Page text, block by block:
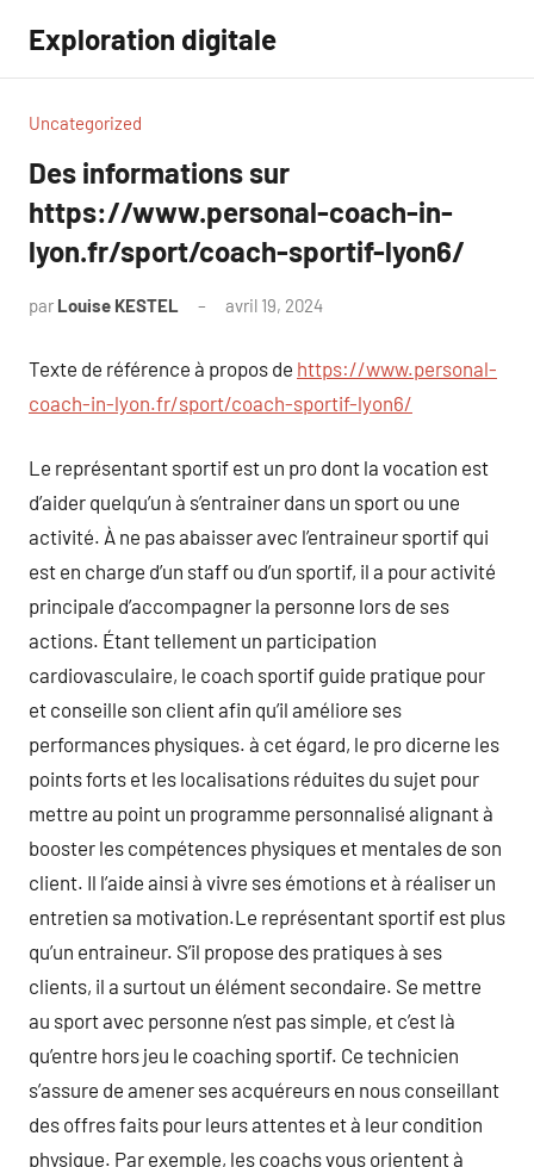
contenu
Exploration digitale
Uncategorized
Des informations sur
https://www.personal-coach-in-
lyon.fr/sport/coach-sportif-lyon6/
par Louise KESTEL avril 19, 2024
Texte de référence à propos de https://www.personal-
coach-in-lyon.fr/sport/coach-sportif-lyon6/
Le représentant sportif est un pro dont la vocation est
d’aider quelqu’un à s’entrainer dans un sport ou une
activité. À ne pas abaisser avec l’entraineur sportif qui
est en charge d’un staff ou d’un sportif, il a pour activité
principale d’accompagner la personne lors de ses
actions. Étant tellement un participation
cardiovasculaire, le coach sportif guide pratique pour
et conseille son client afin qu’il améliore ses
performances physiques. à cet égard, le pro dicerne les
points forts et les localisations réduites du sujet pour
mettre au point un programme personnalisé alignant à
booster les compétences physiques et mentales de son
client. Il l’aide ainsi à vivre ses émotions et à réaliser un
entretien sa motivation.Le représentant sportif est plus
qu’un entraineur. S’il propose des pratiques à ses
clients, il a surtout un élément secondaire. Se mettre
au sport avec personne n’est pas simple, et c’est là
qu’entre hors jeu le coaching sportif. Ce technicien
s’assure de amener ses acquéreurs en nous conseillant
des offres faits pour leurs attentes et à leur condition
physique. Par exemple, les coachs vous orientent à